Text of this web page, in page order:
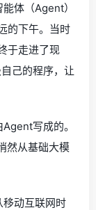
体（Agent）
的下午。当时
于走进了现
己的程序，让
写成的。
然从基础大模
动互联网时